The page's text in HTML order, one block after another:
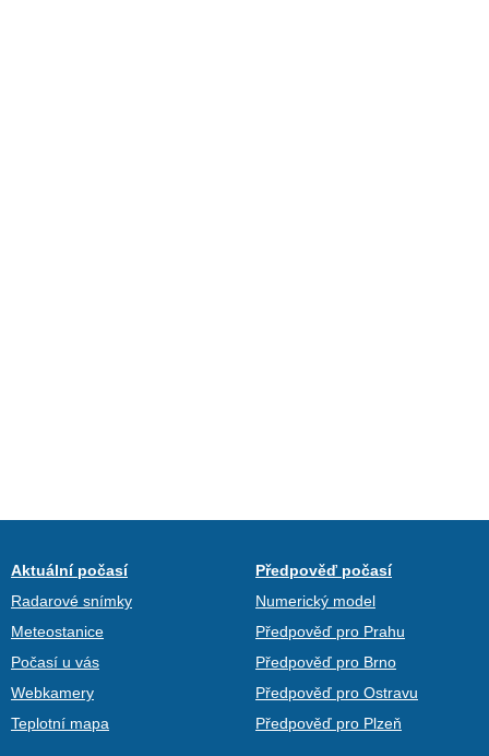
Aktuální počasí
Radarové snímky
Meteostanice
Počasí u vás
Webkamery
Teplotní mapa
Předpověď počasí
Numerický model
Předpověď pro Prahu
Předpověď pro Brno
Předpověď pro Ostravu
Předpověď pro Plzeň